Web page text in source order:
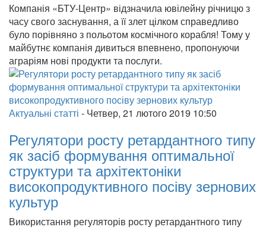
Компанія «БТУ-Центр» відзначила ювілейну річницю з
часу свого заснування, а її злет цілком справедливо
було порівняно з польотом космічного корабля! Тому у
майбутнє компанія дивиться впевнено, пропонуючи
аграріям нові продукти та послуги.
Актуальні статті - Четвер, 21 лютого 2019 10:50
Регулятори росту ретардантного типу
як засіб формування оптимальної
структури та архітектоніки
високопродуктивного посіву зернових
культур
Використання регуляторів росту ретардантного типу